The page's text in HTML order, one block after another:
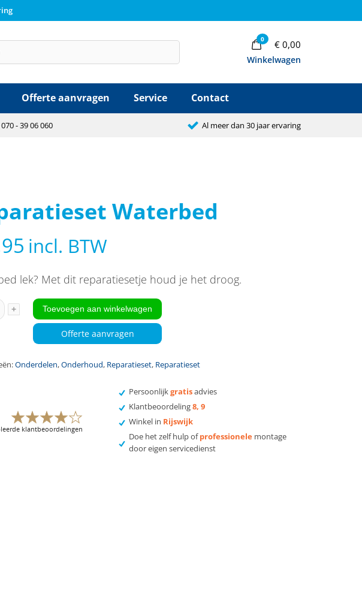
0 €0,00
Winkelwagen
Offerte aanvragen Service Contact
- 39 06 060 Al meer dan 30 jaar ervaring
Waterbed
incl. BTW
lek? Met dit reparatiesetje houd je het droog.
Toevoegen aan winkelwagen
Offerte aanvragen
Onderdelen,Onderhoud, Reparatieset, Reparatieset
Persoonlijkgratisadvies
Klantbeoordeling8, 9
Winkel in Rijswijk
Doe het zelf hulp ofprofessionelemontage
door eigen servicedienst